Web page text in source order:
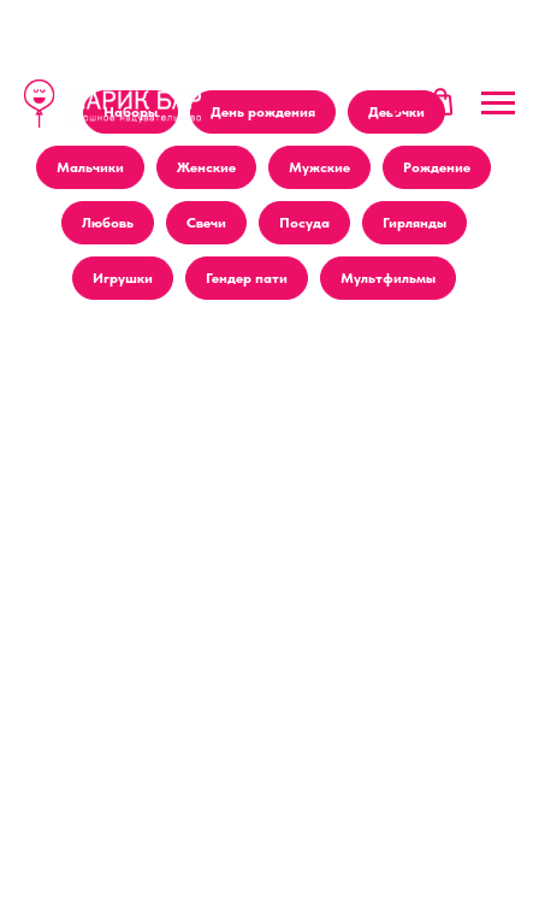
Наборы День рождения Девочки
Мальчики Женские Мужские Рождение
Любовь Свечи Посуда Гирлянды
Игрушки Гендер пати Мультфильмы